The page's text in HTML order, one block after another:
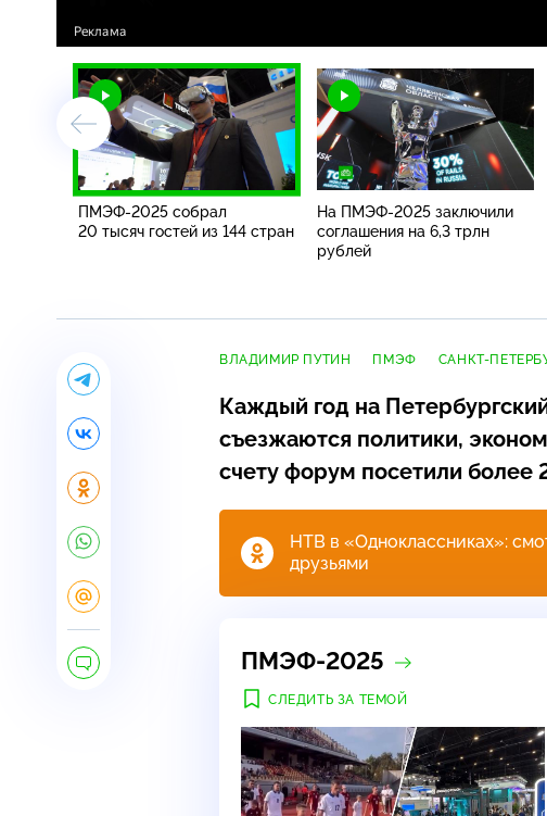
ПМЭФ-2025 собрал
20 тысяч гостей из 144 стран
На ПМЭФ-2025 заключили
соглашения на 6,3 трлн
рублей
ВЛАДИМИР ПУТИН ПМЭФ САНКТ-
Каждый год на
съезжаются политики,
счету форум посетили более
НТВ в «Одноклассниках»:
друзьями
ПМЭФ-2025
СЛЕДИТЬ ЗА ТЕМОЙ